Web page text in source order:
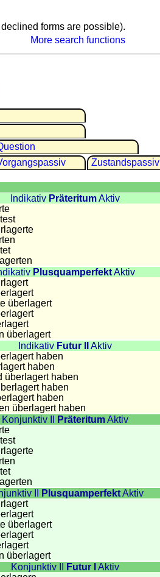
forms are possible).
More search functions
Zustands­passiv
Indikativ PräteritumAktiv
PlusquamperfektAktiv
überlagert
überlagert
Indikativ Futur II
Aktiv
haben
haben
überlagert haben
haben
haben
überlagert haben
Konjunktiv II PräteritumAktiv
II PlusquamperfektAktiv
überlagert
überlagert
Konjunktiv II Futur I
Aktiv